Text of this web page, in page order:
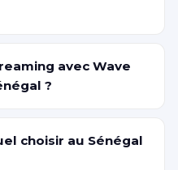
avec Wave
?
choisir au Sénégal